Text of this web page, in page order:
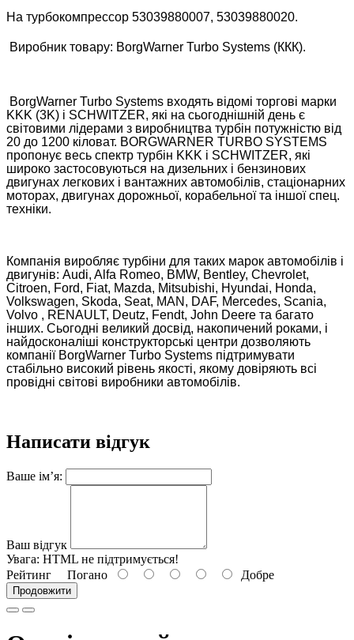
На турбокомпрессор 53039880007, 53039880020.
Виробник товару: BorgWarner Turbo Systems (ККК).
BorgWarner Turbo Systems входять відомі торгові марки
KKK (3K) і SCHWITZER, які на сьогоднішній день є
світовими лідерами з виробництва турбін потужністю від
20 до 1200 кіловат. BORGWARNER TURBO SYSTEMS
пропонує весь спектр турбін KKK і SCHWITZER, які
широко застосовуються на дизельних і бензинових
двигунах легкових і вантажних автомобілів, стаціонарних
моторах, двигунах дорожньої, корабельної та іншої спец.
техніки.
Компанія виробляє турбіни для таких марок автомобілів і
двигунів: Audi, Alfa Romeo, BMW, Bentley, Chevrolet,
Citroen, Ford, Fiat, Mazda, Mitsubishi, Hyundai, Honda,
Volkswagen, Skoda, Seat, MAN, DAF, Mercedes, Scania,
Volvo , RENAULT, Deutz, Fendt, John Deere та багато
інших. Сьогодні великий досвід, накопичений роками, і
найдосконаліші конструкторські центри дозволяють
компанії BorgWarner Turbo Systems підтримувати
стабільно високий рівень якості, якому довіряють всі
провідні світові виробники автомобілів.
Написати відгук
Ваше ім’я:
Ваш відгук
Увага: HTML не підтримується!
Рейтинг Погано Добре
Продовжити